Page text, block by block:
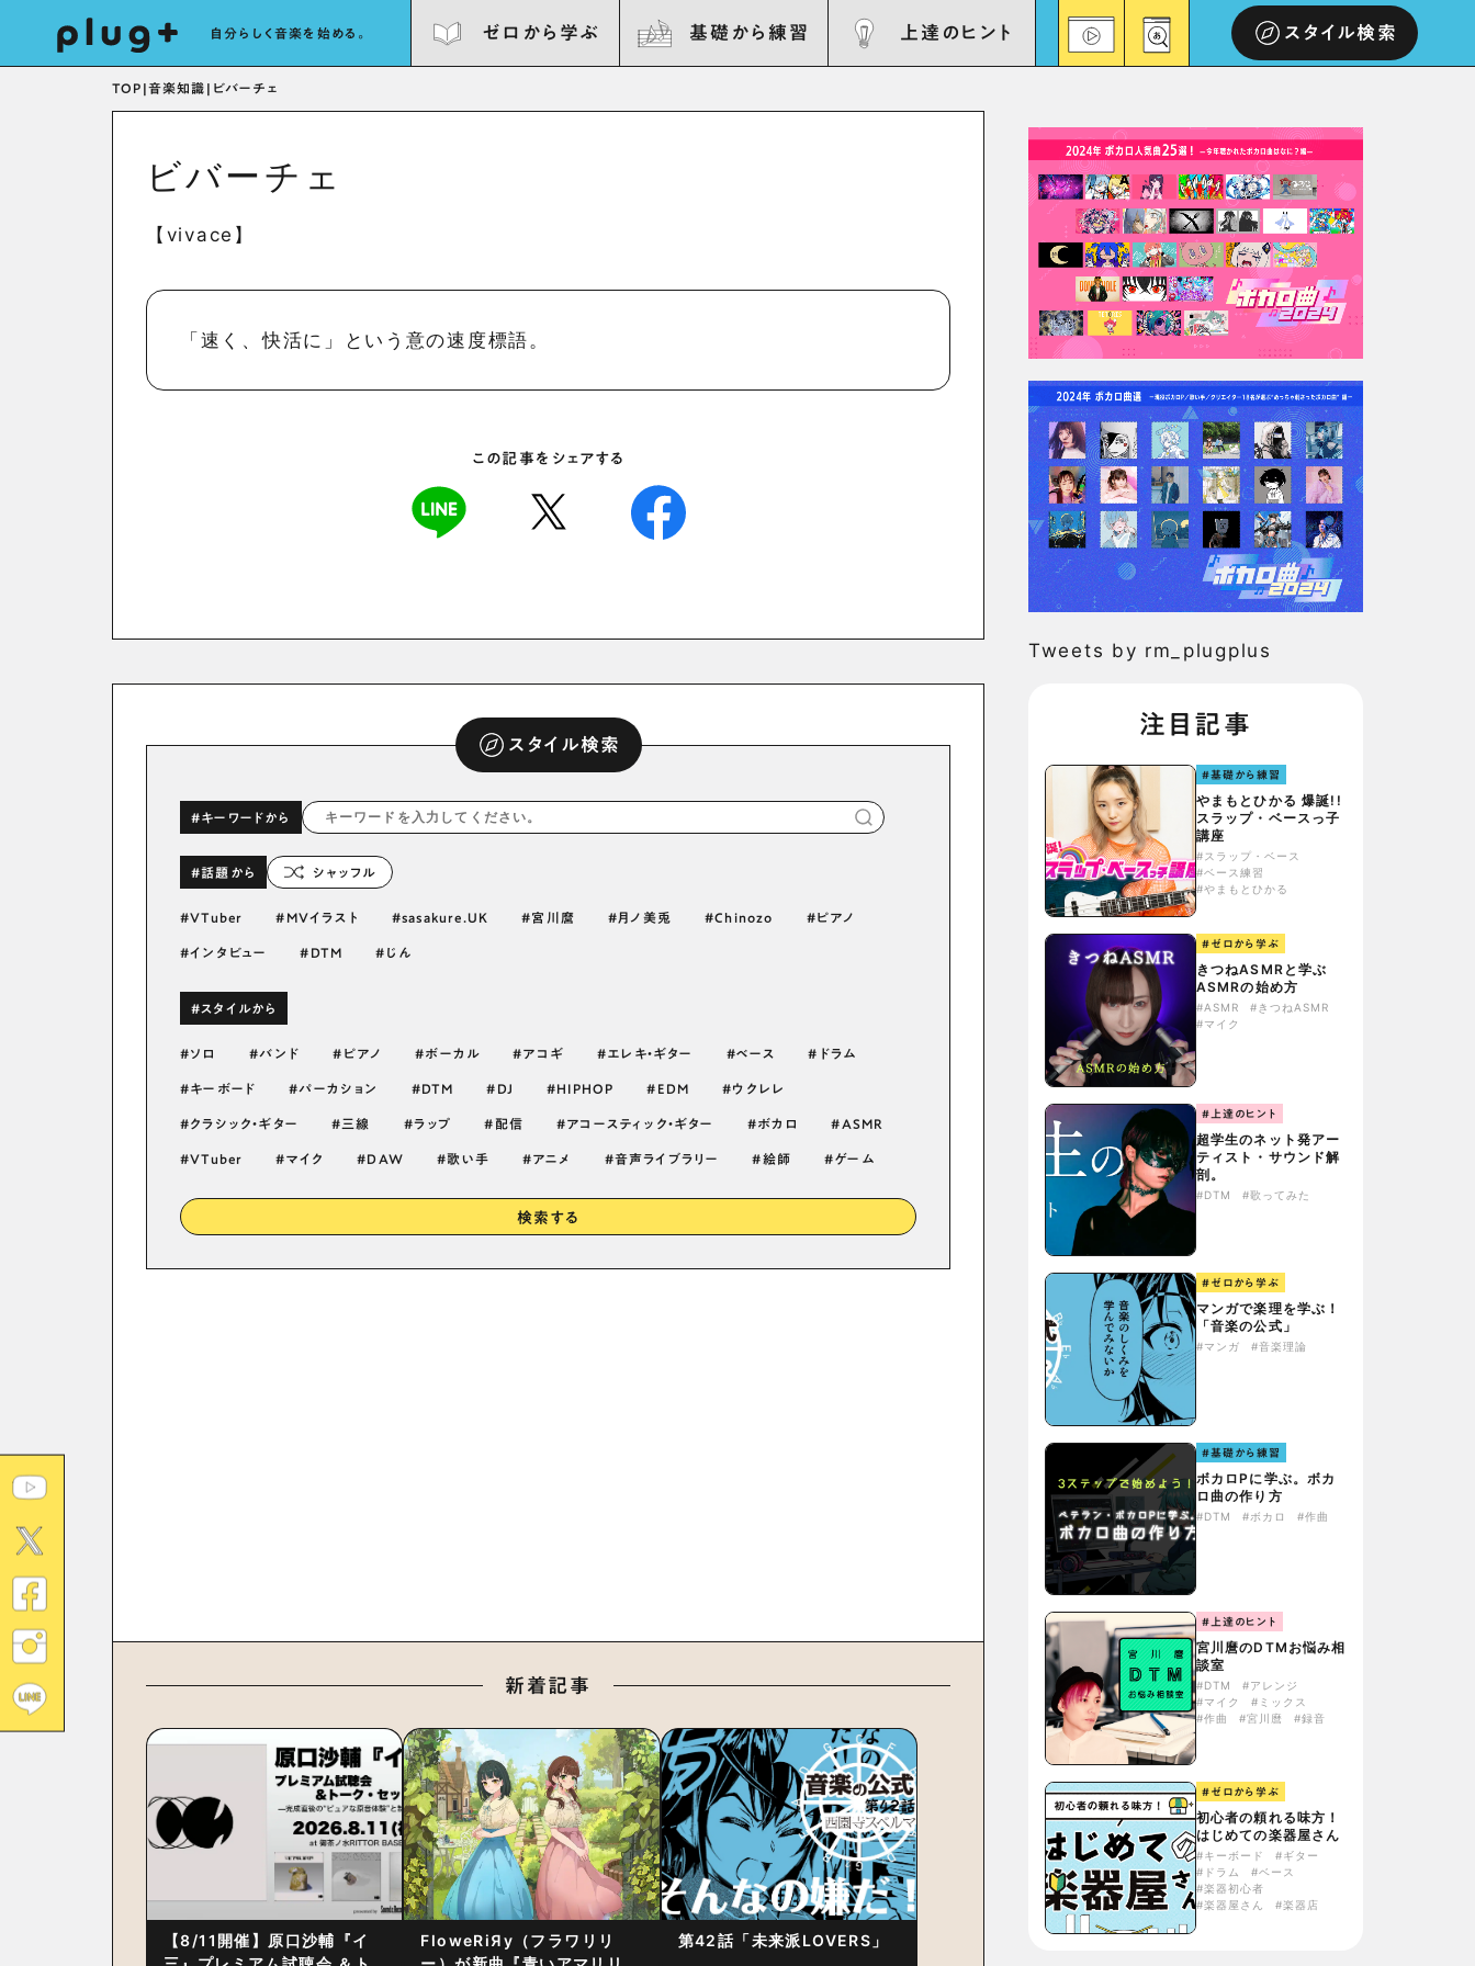
自分らしく音楽を始める。 ゼロから学ぶ 基礎から練習 上達のヒント スタイル検索
TOP |音楽知識 | ビバーチェ
ビバーチェ
【vivace】
「速く、快活に」という意の速度標語。
この記事をシェアする
スタイル検索
#キーワードから
#話題から シャッフル
VTuber MVイラスト sasakure.UK 宮川麿 月ノ美兎 Chinozo ピアノ
インタビュー DTM じん
#スタイルから
ソロ バンド ピアノ ボーカル アコギ エレキ・ギター ベース ドラム
キーボード パーカション DTM DJ HIPHOP EDM ウクレレ
クラシック・ギター 三線 ラップ 配信 アコースティック・ギター ボカロ ASMR
VTuber マイク DAW 歌い手 アニメ 音声ライブラリー 絵師 ゲーム
検索する
新着記事
【8/11開催】原口沙輔『イ
FloweRiЯy（フラワリリ
第42話「未来派LOVERS」
Tweets by rm_plugplus
注目記事
#基礎から練習
やまもとひかる 爆誕!!
スラップ・ベースっ子
講座
#スラップ・ベース
#ベース練習
#やまもとひかる
#ゼロから学ぶ
きつねASMRと学ぶ
ASMRの始め方
#ASMR
#きつねASMR
#マイク
#上達のヒント
超学生のネット発アー
ティスト・サウンド解
剖。
#DTM #歌ってみた
#ゼロから学ぶ
マンガで楽理を学ぶ！
「音楽の公式」
#マンガ #音楽理論
#基礎から練習
ボカロPに学ぶ。ボカ
ロ曲の作り方
#DTM #ボカロ #作曲
#上達のヒント
宮川麿のDTMお悩み相
談室
#DTM
#アレンジ
#マイク
#ミックス
#作曲
#宮川麿 #録音
#ゼロから学ぶ
初心者の頼れる味方！
はじめての楽器屋さん
#キーボード
#ギター
#ドラム
#ベース
#楽器初心者
#楽器屋さん
#楽器店